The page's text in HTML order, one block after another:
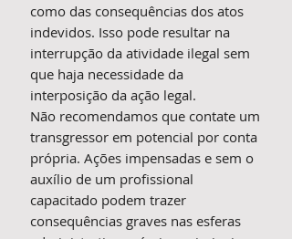
como das consequências dos atos
indevidos. Isso pode resultar na
interrupção da atividade ilegal sem
que haja necessidade da
interposição da ação legal.
Não recomendamos que contate um
transgressor em potencial por conta
própria. Ações impensadas e sem o
auxílio de um profissional
capacitado podem trazer
consequências graves nas esferas